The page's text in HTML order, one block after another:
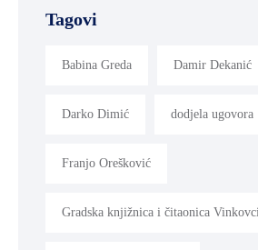
Tagovi
Babina Greda Damir Dekanić
Darko Dimić dodjela ugovora
Franjo Orešković
Gradska knjižnica i čitaonica Vinkovci